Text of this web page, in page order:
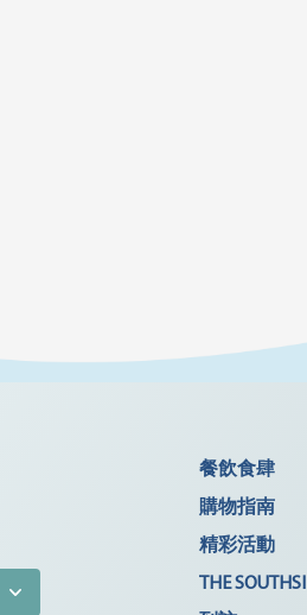
餐飲食肆
購物指南
精彩活動
THE